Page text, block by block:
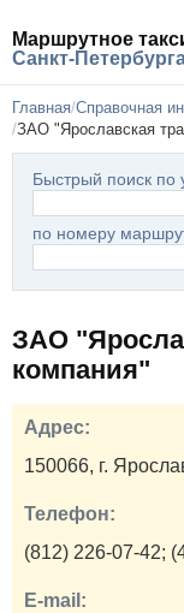
Маршрутное
Санкт-
Главная Справочная
ЗАО "Ярославская
Быстрый поиск по
по номеру
ЗАО
компания"
Адрес:
150066, г.
Телефон:
(812) 226-07-42;
E-mail: